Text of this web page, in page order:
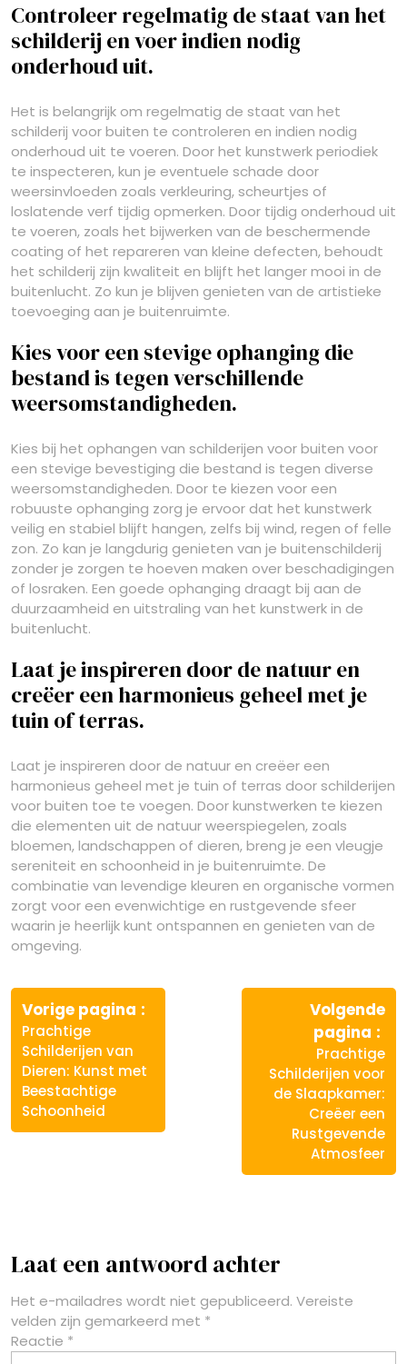
Controleer regelmatig de staat van het
schilderij en voer indien nodig
onderhoud uit.
Het is belangrijk om regelmatig de staat van het
schilderij voor buiten te controleren en indien nodig
onderhoud uit te voeren. Door het kunstwerk periodiek
te inspecteren, kun je eventuele schade door
weersinvloeden zoals verkleuring, scheurtjes of
loslatende verf tijdig opmerken. Door tijdig onderhoud uit
te voeren, zoals het bijwerken van de beschermende
coating of het repareren van kleine defecten, behoudt
het schilderij zijn kwaliteit en blijft het langer mooi in de
buitenlucht. Zo kun je blijven genieten van de artistieke
toevoeging aan je buitenruimte.
Kies voor een stevige ophanging die
bestand is tegen verschillende
weersomstandigheden.
Kies bij het ophangen van schilderijen voor buiten voor
een stevige bevestiging die bestand is tegen diverse
weersomstandigheden. Door te kiezen voor een
robuuste ophanging zorg je ervoor dat het kunstwerk
veilig en stabiel blijft hangen, zelfs bij wind, regen of felle
zon. Zo kan je langdurig genieten van je buitenschilderij
zonder je zorgen te hoeven maken over beschadigingen
of losraken. Een goede ophanging draagt bij aan de
duurzaamheid en uitstraling van het kunstwerk in de
buitenlucht.
Laat je inspireren door de natuur en
creëer een harmonieus geheel met je
tuin of terras.
Laat je inspireren door de natuur en creëer een
harmonieus geheel met je tuin of terras door schilderijen
voor buiten toe te voegen. Door kunstwerken te kiezen
die elementen uit de natuur weerspiegelen, zoals
bloemen, landschappen of dieren, breng je een vleugje
sereniteit en schoonheid in je buitenruimte. De
combinatie van levendige kleuren en organische vormen
zorgt voor een evenwichtige en rustgevende sfeer
waarin je heerlijk kunt ontspannen en genieten van de
omgeving.
Berichtnavigatie
Vorige pagina
Prachtige
Schilderijen van
Dieren: Kunst met
Beestachtige
Schoonheid
Volgende
pagina
Prachtige
Schilderijen voor
de Slaapkamer:
Creëer een
Rustgevende
Atmosfeer
Laat een antwoord achter
Het e-mailadres wordt niet gepubliceerd. Vereiste
velden zijn gemarkeerd met *
Reactie *